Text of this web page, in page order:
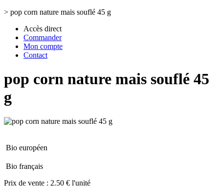
> pop corn nature mais souflé 45 g
Accès direct
Commander
Mon compte
Contact
pop corn nature mais souflé 45
g
Bio européen
Bio français
Prix de vente : 2.50 € l'unité